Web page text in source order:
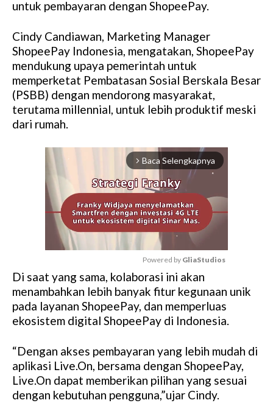
untuk pembayaran dengan ShopeePay.
Cindy Candiawan, Marketing Manager
ShopeePay Indonesia, mengatakan, ShopeePay
mendukung upaya pemerintah untuk
memperketat Pembatasan Sosial Berskala Besar
(PSBB) dengan mendorong masyarakat,
terutama millennial, untuk lebih produktif meski
dari rumah.
arrow_forward_ios Baca Selengkapnya
M
u
t
e
Powered by GliaStudios
Di saat yang sama, kolaborasi ini akan
menambahkan lebih banyak fitur kegunaan unik
pada layanan ShopeePay, dan memperluas
ekosistem digital ShopeePay di Indonesia.
“Dengan akses pembayaran yang lebih mudah di
aplikasi Live.On, bersama dengan ShopeePay,
Live.On dapat memberikan pilihan yang sesuai
dengan kebutuhan pengguna,”ujar Cindy.